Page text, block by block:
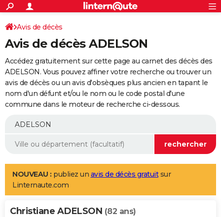
ACTUALITÉS
Politique
Société
Faits Divers
Education
Monde
Villes
+
SPORT
Coupe du monde 2026
Football
Tennis
Cyclisme
Rugby
Forum
Programme TV
TNT
Streaming
Cinéma
Sorties cinéma
Musique
+
FINANCE
Retraite
Epargne
Immobilier
Risques naturels par ville
Banque
Assurance
AUTO
Essais
Réserver un essai
Citadines
Berlines
SUV
Forum auto
+
Mobiles
Meilleur smartphone
Internet
Ordinateurs
Jeux vidéo
Guide high-tech
Aménagement intérieur
LIFESTYLE
Art de vivre
Bien-être
Loisirs
Mode
Modes de vie
Alimentation
Guide de la santé
Maladies
Médicaments
Sommeil
VOYAGE
Avis de décès
Avis de décès ADELSON
Accédez gratuitement sur cette page au carnet des décès des
ADELSON. Vous pouvez affiner votre recherche ou trouver un
avis de décès ou un avis d'obsèques plus ancien en tapant le
nom d'un défunt et/ou le nom ou le code postal d'une
commune dans le moteur de recherche ci-dessous.
NOUVEAU : publiez un avis de décès gratuitsur
Linternaute.com
Christiane ADELSON (82 ans)